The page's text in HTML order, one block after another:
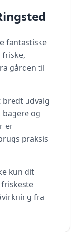
fantastiske
friske,
gården til
bredt udvalg
bagere og
er
praksis
kun dit
fra